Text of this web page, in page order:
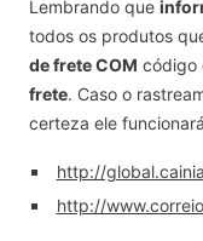
Lembrando que
todos os produtos
de frete COM código
frete. Caso o
certeza ele
http://
http://